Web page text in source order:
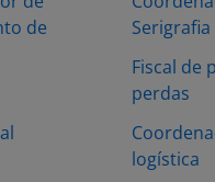
de
Serigrafia
Fiscal de
perdas
logística